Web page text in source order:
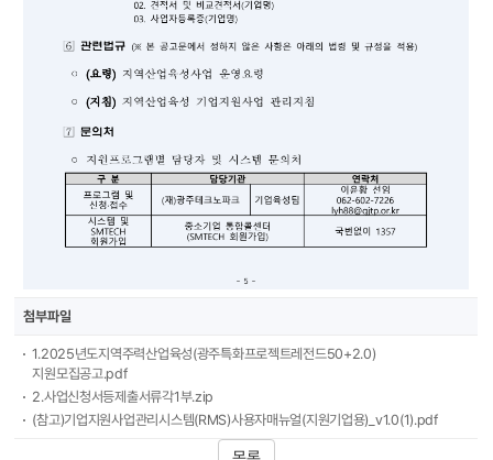
첨부파일
1.2025년도지역주력산업육성(광주특화프로젝트레전드50+2.0)
지원모집공고.pdf
2.사업신청서등제출서류각1부.zip
(참고)기업지원사업관리시스템(RMS)사용자매뉴얼(지원기업용)_v1.0(1).pdf